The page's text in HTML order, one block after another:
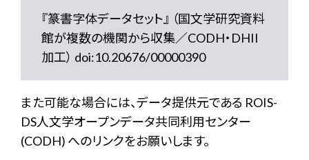
『篆書字体データセット』 （国文学研究資料
館が複数の機関から収集／CODH・DHII
加工） doi:10.20676/00000390
また可能な場合には、データ提供元である ROIS-
DS人文学オープンデータ共同利用センター
(CODH) へのリンクをお願いします。